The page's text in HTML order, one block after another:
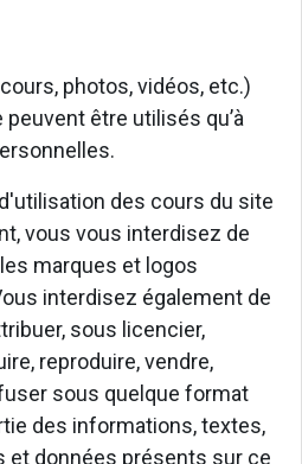
photos, vidéos, etc.)
être utilisés qu’à
des cours du site
vous vous interdisez de
marques et logos
interdisez également de
sous licencier,
reproduire, vendre,
sous quelque format
des informations, textes,
et données présents sur ce